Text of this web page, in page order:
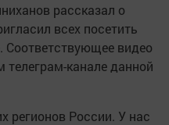
рассказал о
всех посетить
Соответствующее видео
канале данной
регионов России. У нас